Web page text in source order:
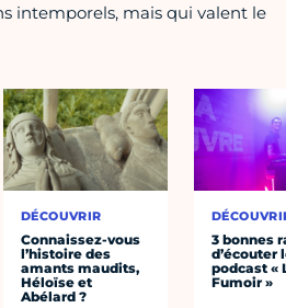
intemporels, mais qui valent le
DÉCOUVRIR
Connaissez-vous
l’histoire des
amants maudits,
Héloïse et
Abélard ?
3 bonnes
d’écouter
podcast «
Fumoir »